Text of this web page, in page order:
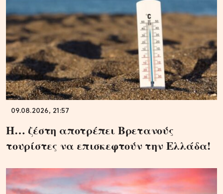
09.08.2026, 21:57
Η… ζέστη αποτρέπει Βρετανούς
τουρίστες να επισκεφτούν την Ελλάδα!